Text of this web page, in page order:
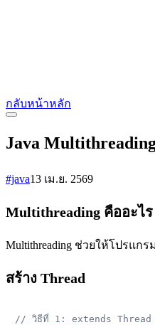
กลับหน้าหลัก
Java
#java13 เม.ย. 2569
Multithreading คืออะไร
Multithreading ช่วยให้โปรแกร
สร้าง Thread
// วิธีที่ 1: extends Thread